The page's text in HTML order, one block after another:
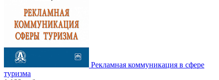
Рекламная коммуникация в сфере
туризма